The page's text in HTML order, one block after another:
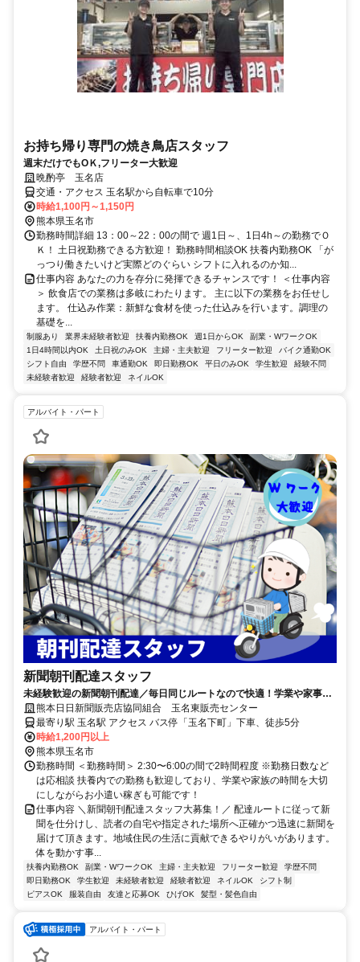
お持ち帰り専門の焼き鳥店スタッフ
週末だけでもOＫ,フリーター大歓迎
晩酌亭 玉名店
交通・アクセス 玉名駅から自転車で10分
時給1,100円～1,150円
熊本県玉名市
勤務時間詳細 13：00～22：00の間で 週1日～、1日4h～の勤務でＯ
Ｋ！ 土日祝勤務できる方歓迎！ 勤務時間相談OK 扶養内勤務OK 「が
っつり働きたいけど実際どのぐらい シフトに入れるのか知...
仕事内容 あなたの力を存分に発揮できるチャンスです！ ＜仕事内容
＞ 飲食店での業務は多岐にわたります。 主に以下の業務をお任せし
ます。 仕込み作業：新鮮な食材を使った仕込みを行います。調理の
基礎を...
制服あり 業界未経験者歓迎 扶養内勤務OK 週1日からOK
副業・WワークOK
1日4時間以内OK
土日祝のみOK 主婦・主夫歓迎 フリーター歓迎
バイク通勤OK
シフト自由
学歴不問 車通勤OK 即日勤務OK 平日のみOK 学生歓迎
経験不問
未経験者歓迎
経験者歓迎 ネイルOK
アルバイト・パート
新聞朝刊配達スタッフ
未経験歓迎の新聞朝刊配達／毎日同じルートなので快適！学業や家事と
の両立やWワークにもぴったりなお仕事！
熊本日日新聞販売店協同組合 玉名東販売センター
最寄り駅 玉名駅 アクセス バス停「玉名下町」下車、徒歩5分
時給1,200円以上
熊本県玉名市
勤務時間 ＜勤務時間＞ 2:30〜6:00の間で2時間程度 ※勤務日数など
は応相談 扶養内での勤務も歓迎しており、学業や家族の時間を大切
にしながらお小遣い稼ぎも可能です！
仕事内容 ＼新聞朝刊配達スタッフ大募集！／ 配達ルートに従って新
聞を仕分けし、読者の自宅や指定された場所へ正確かつ迅速に新聞を
届けて頂きます。地域住民の生活に貢献できるやりがいがあります。
体を動かす事...
扶養内勤務OK 副業・WワークOK 主婦・主夫歓迎 フリーター歓迎
学歴不問
即日勤務OK
学生歓迎 未経験者歓迎 経験者歓迎 ネイルOK
シフト制
ピアスOK
服装自由 友達と応募OK ひげOK 髪型・髪色自由
アルバイト・パート